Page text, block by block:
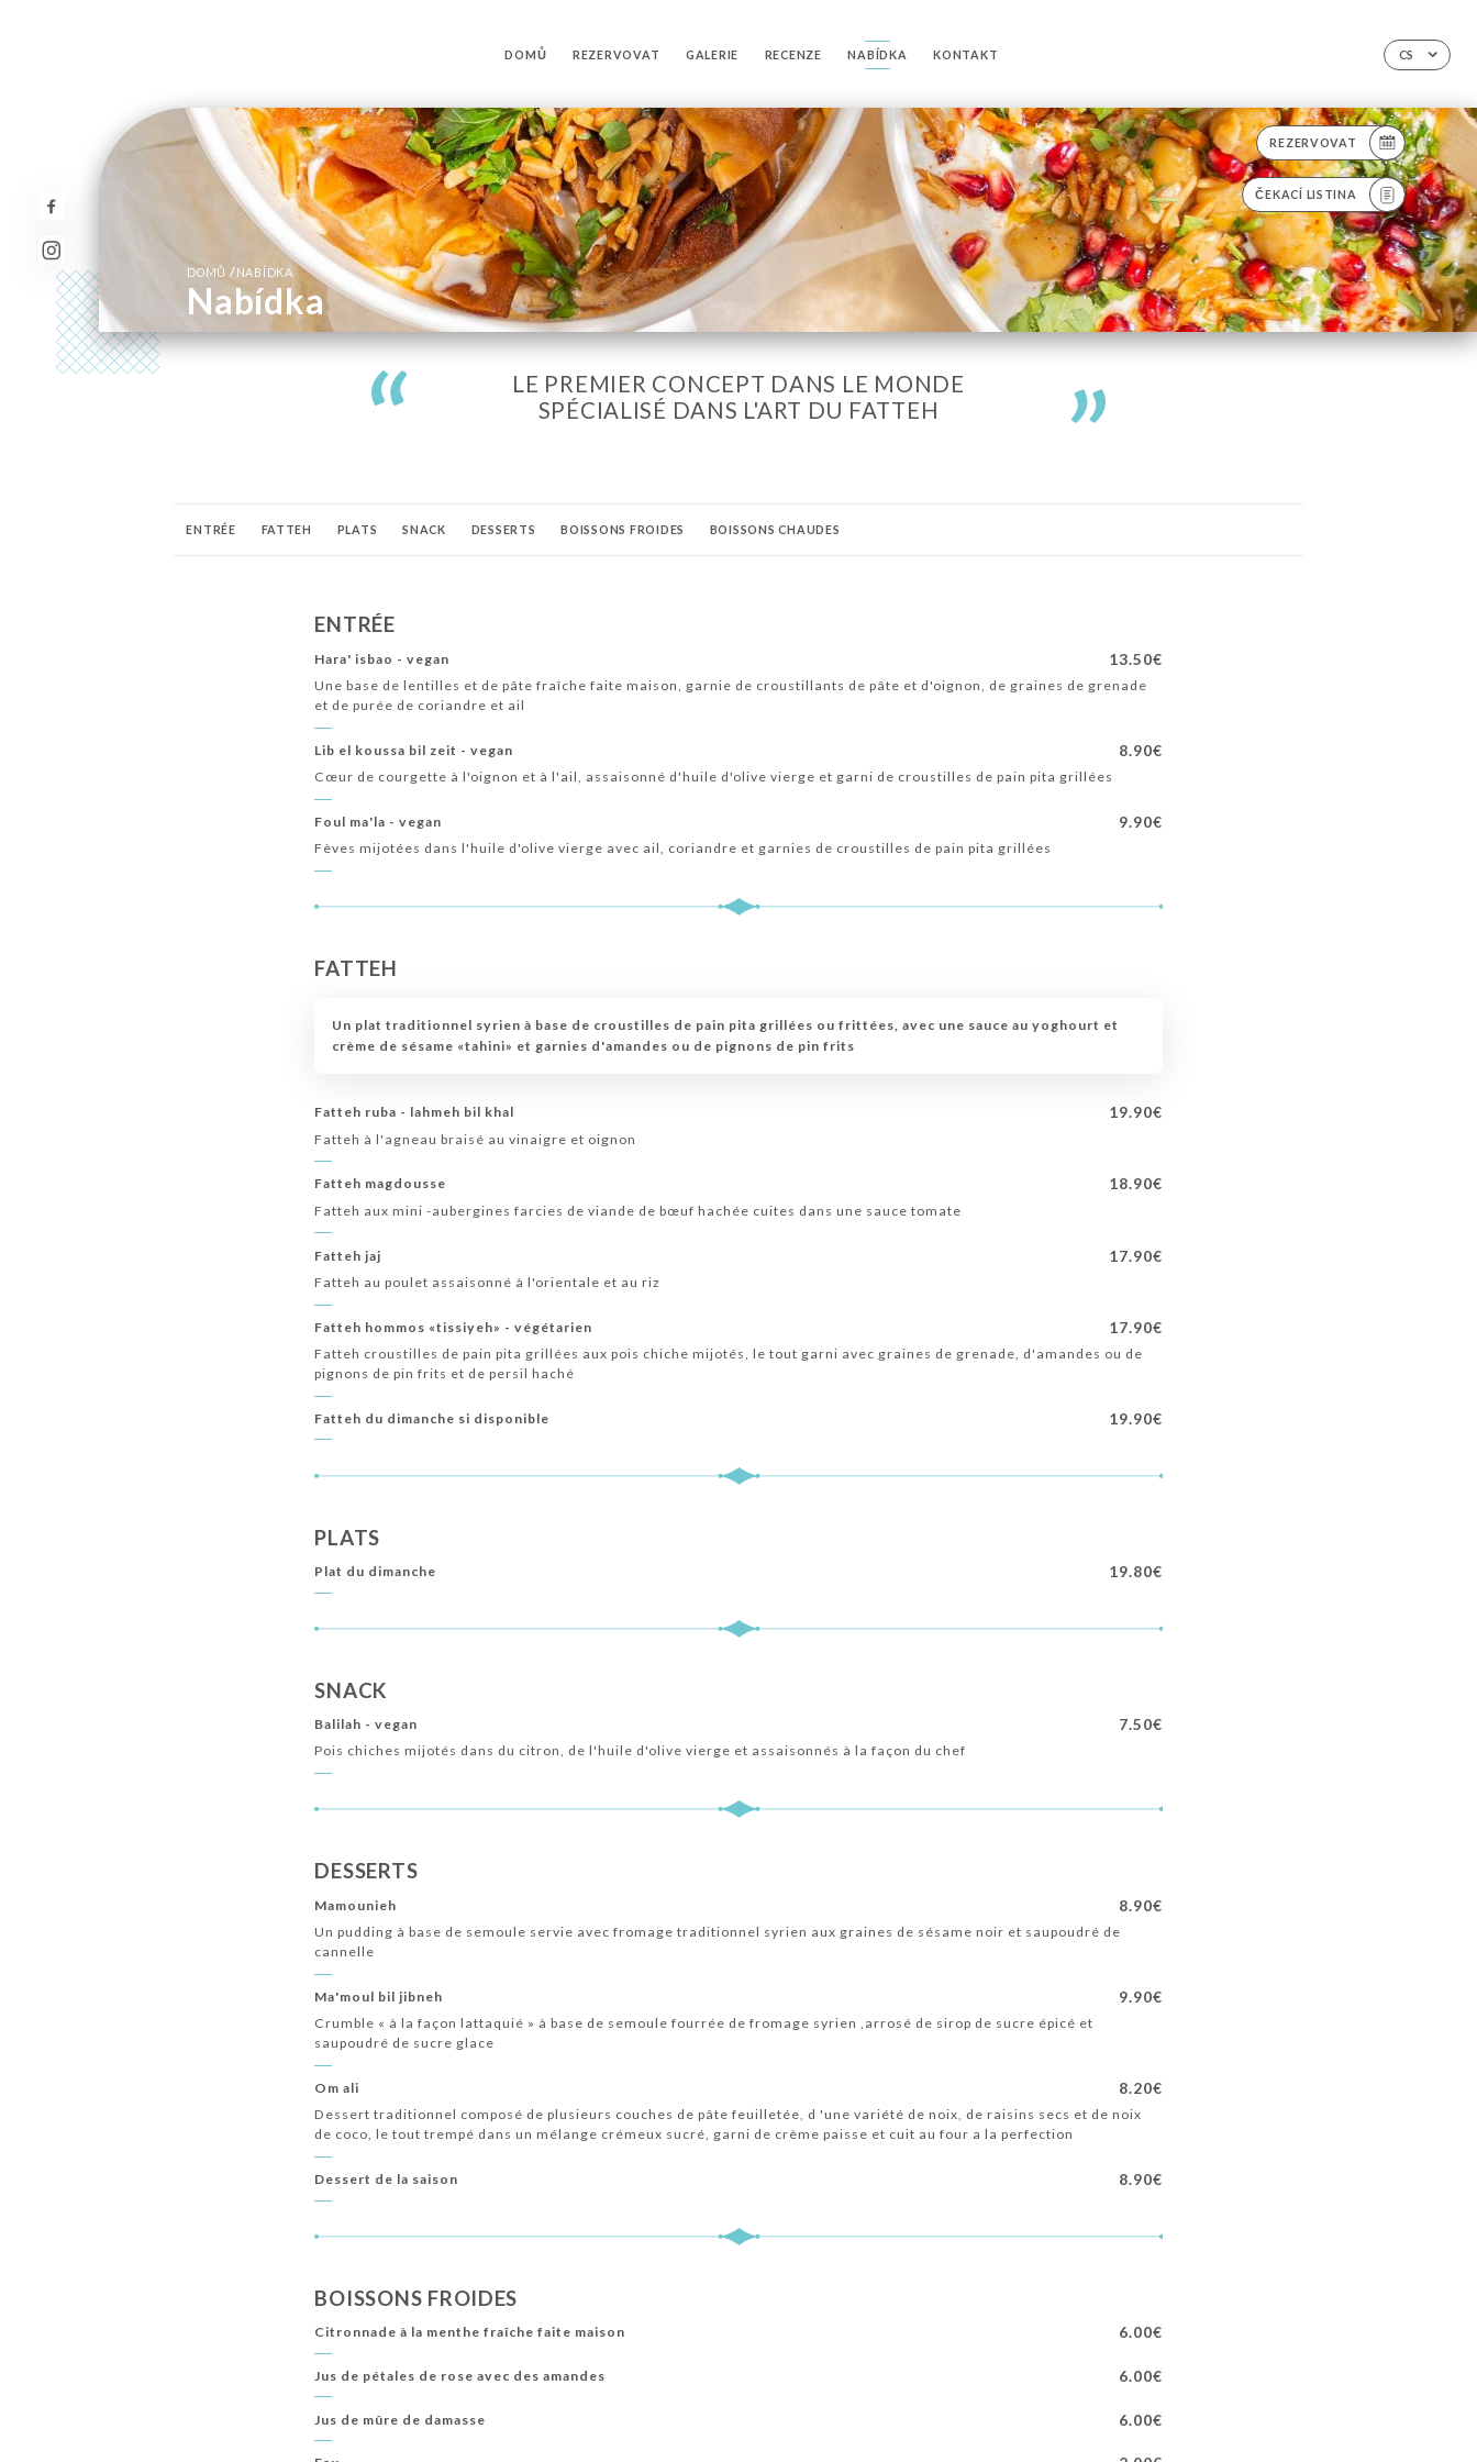
CS
DOMŮ REZERVOVAT GALERIE RECENZE NABÍDKA KONTAKT
REZERVOVAT
ČEKACÍ LISTINA
DOMŮ / NABÍDKA
Nabídka
LE PREMIER CONCEPT DANS LE MONDE
SPÉCIALISÉ DANS L'ART DU FATTEH
ENTRÉE FATTEH PLATS SNACK DESSERTS BOISSONS FROIDES BOISSONS CHAUDES
ENTRÉE
Hara' isbao - vegan 13.50€
Une base de lentilles et de pâte fraîche faite maison, garnie de croustillants de pâte et d'oignon, de graines de grenade
et de purée de coriandre et ail
Lib el koussa bil zeit - vegan 8.90€
Cœur de courgette à l'oignon et à l'ail, assaisonné d'huile d'olive vierge et garni de croustilles de pain pita grillées
Foul ma'la - vegan 9.90€
Fèves mijotées dans l'huile d'olive vierge avec ail, coriandre et garnies de croustilles de pain pita grillées
FATTEH
Un plat traditionnel syrien à base de croustilles de pain pita grillées ou frittées, avec une sauce au yoghourt et
crème de sésame «tahini» et garnies d'amandes ou de pignons de pin frits
Fatteh ruba - lahmeh bil khal 19.90€
Fatteh à l'agneau braisé au vinaigre et oignon
Fatteh magdousse 18.90€
Fatteh aux mini -aubergines farcies de viande de bœuf hachée cuites dans une sauce tomate
Fatteh jaj 17.90€
Fatteh au poulet assaisonné à l'orientale et au riz
Fatteh hommos «tissiyeh» - végétarien 17.90€
Fatteh croustilles de pain pita grillées aux pois chiche mijotés, le tout garni avec graines de grenade, d'amandes ou de
pignons de pin frits et de persil haché
Fatteh du dimanche si disponible 19.90€
PLATS
Plat du dimanche 19.80€
SNACK
Balilah - vegan 7.50€
Pois chiches mijotés dans du citron, de l'huile d'olive vierge et assaisonnés à la façon du chef
DESSERTS
Mamounieh 8.90€
Un pudding à base de semoule servie avec fromage traditionnel syrien aux graines de sésame noir et saupoudré de
cannelle
Ma'moul bil jibneh 9.90€
Crumble « à la façon lattaquié » à base de semoule fourrée de fromage syrien ,arrosé de sirop de sucre épicé et
saupoudré de sucre glace
Om ali 8.20€
Dessert traditionnel composé de plusieurs couches de pâte feuilletée, d 'une variété de noix, de raisins secs et de noix
de coco, le tout trempé dans un mélange crémeux sucré, garni de crème paisse et cuit au four a la perfection
Dessert de la saison 8.90€
BOISSONS FROIDES
Citronnade à la menthe fraîche faite maison 6.00€
Jus de pétales de rose avec des amandes 6.00€
Jus de mûre de damasse 6.00€